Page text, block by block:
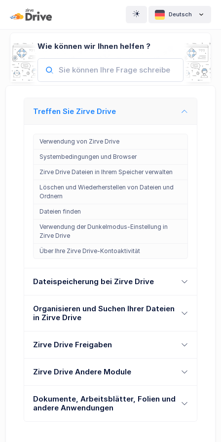
Deutsch
Wie können wir Ihnen helfen ?
Treffen Sie Zirve Drive
Verwendung von Zirve Drive
Systembedingungen und Browser
Zirve Drive Dateien in Ihrem Speicher verwalten
Löschen und Wiederherstellen von Dateien und
Ordnern
Dateien finden
Verwendung der Dunkelmodus-Einstellung in
Zirve Drive
Über Ihre Zirve Drive-Kontoaktivität
Dateispeicherung bei Zirve Drive
Organisieren und Suchen Ihrer Dateien
in Zirve Drive
Zirve Drive Freigaben
Zirve Drive Andere Module
Dokumente, Arbeitsblätter, Folien und
andere Anwendungen